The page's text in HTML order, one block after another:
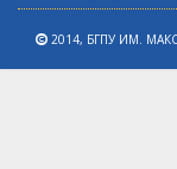
2014, БГПУ ИМ.